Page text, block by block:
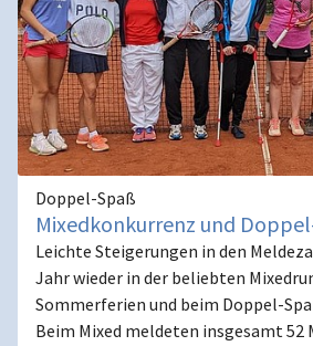
Doppel-Spaß
Mixedkonkurrenz und
Leichte Steigerungen in den
Jahr wieder in der beliebten
Sommerferien und beim Doppel-
Beim Mixed meldeten insgesamt